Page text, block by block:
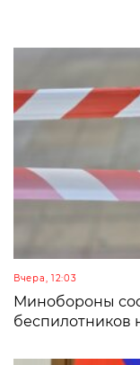
Вчера, 12:03
Минобороны
беспилотников